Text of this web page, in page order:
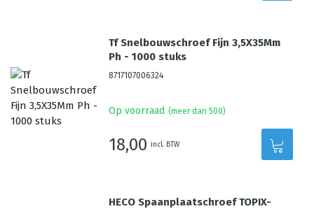
Tf Snelbouwschroef Fijn 3,5X35Mm
Ph - 1000 stuks
8717107006324
Op voorraad (meer dan 500)
18,00 incl. BTW
HECO Spaanplaatschroef TOPIX-